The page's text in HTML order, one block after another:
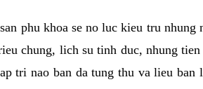
phu khoa se no luc kieu tru nhung
chung, lich su tinh duc, nhung
tri nao ban da tung thu va lieu